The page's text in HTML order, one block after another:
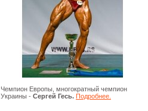
Чемпион Европы, многократный чемпион
Украины - Сергей Гесь. Подробнее.